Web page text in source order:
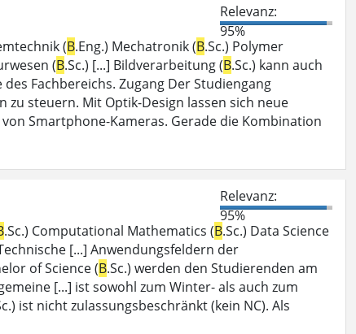
Relevanz:
95%
(B.Eng.) Mechatronik (B.Sc.) Polymer
(B.Sc.) [...] Bildverarbeitung (B.Sc.) kann auch
Fachbereichs. Zugang Der Studiengang
zu steuern. Mit Optik-Design lassen sich neue
Smartphone-Kameras. Gerade die Kombination
Relevanz:
95%
.Sc.) Computational Mathematics (B.Sc.) Data Science
[...] Anwendungsfeldern der
of Science (B.Sc.) werden den Studierenden am
[...] ist sowohl zum Winter- als auch zum
ist nicht zulassungsbeschränkt (kein NC). Als